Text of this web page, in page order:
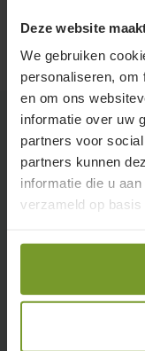
Deze website
We gebruiken
personaliseren, om
en om ons
informatie over uw
partners voor
partners kunnen
informatie die u
verzameld op basis
toestel zelf.
Vermogen
2,23 - 30,2 kW